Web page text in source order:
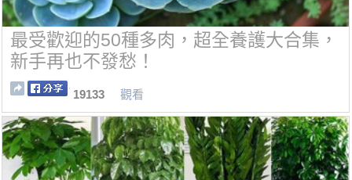
最受歡迎的50種多肉，超全養護大合集，
新手再也不發愁！
19133 觀看